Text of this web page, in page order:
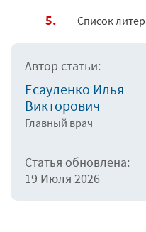
Список
Автор статьи:
Есауленко Илья
Викторович
Главный врач
Статья обновлена:
19 Июля 2026